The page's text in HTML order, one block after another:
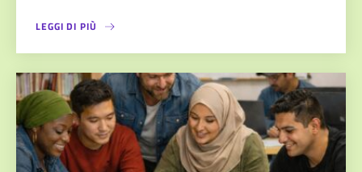
LEGGI DI PIÙ